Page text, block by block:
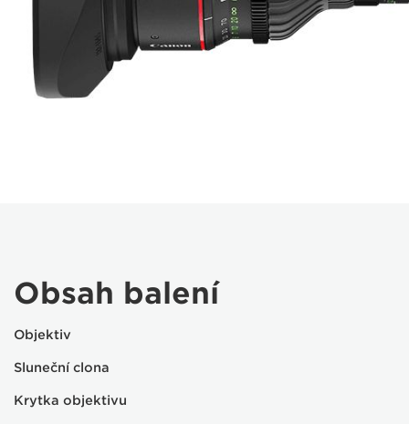
Obsah balení
Objektiv
Sluneční clona
Krytka objektivu